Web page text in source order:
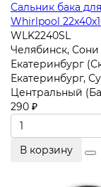
Сальник бака
Whirlpool
WLK2240SL
Челябинск,
Екатеринбург
Екатеринбург,
Центральный
290 ₽
В корзину